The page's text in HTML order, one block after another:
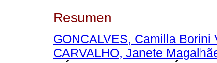
Resumen
GONCALVES, Camilla Borini
CARVALHO, Janete